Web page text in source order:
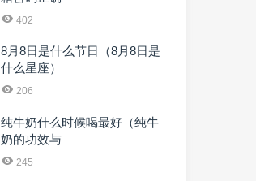
402
8月8日是什么节日（8月8日是
什么星座）
206
纯牛奶什么时候喝最好（纯牛
奶的功效与
245